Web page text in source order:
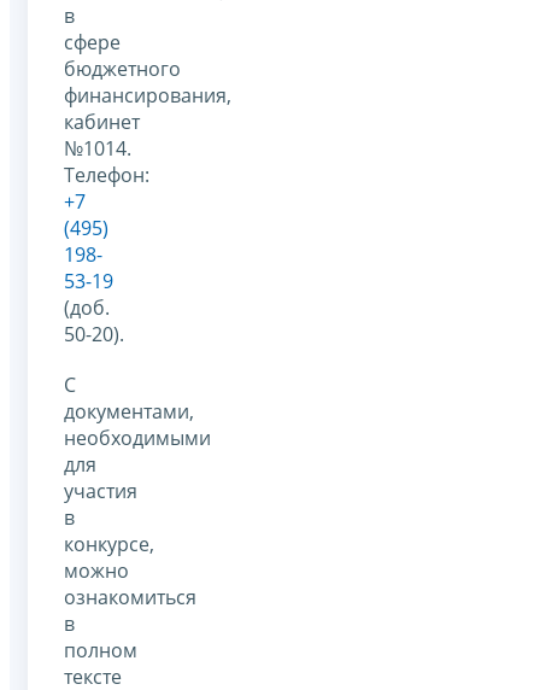
в
сфере
бюджетного
финансирования,
кабинет
№1014.
Телефон:
+7
(495)
198-
53-19
(доб.
50-20).
С
документами,
необходимыми
для
участия
в
конкурсе,
можно
ознакомиться
в
полном
тексте